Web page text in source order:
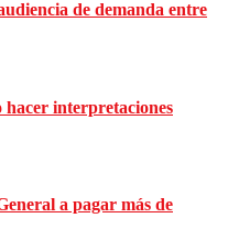
de demanda entre
hacer interpretaciones
a pagar más de